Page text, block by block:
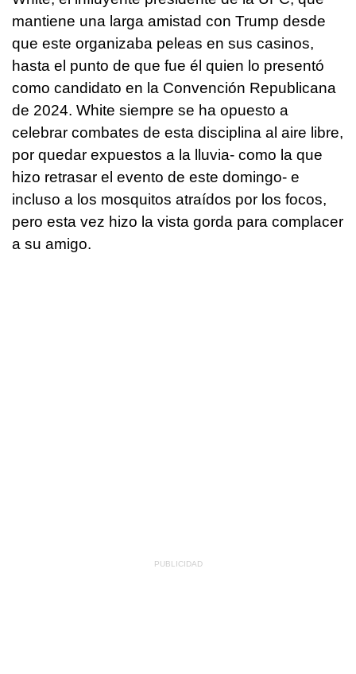
mantiene una larga amistad con Trump desde
que este organizaba peleas en sus casinos,
hasta el punto de que fue él quien lo presentó
como candidato en la Convención Republicana
de 2024. White siempre se ha opuesto a
celebrar combates de esta disciplina al aire libre,
por quedar expuestos a la lluvia- como la que
hizo retrasar el evento de este domingo- e
incluso a los mosquitos atraídos por los focos,
pero esta vez hizo la vista gorda para complacer
a su amigo.